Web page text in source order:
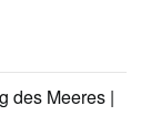
des Meeres |